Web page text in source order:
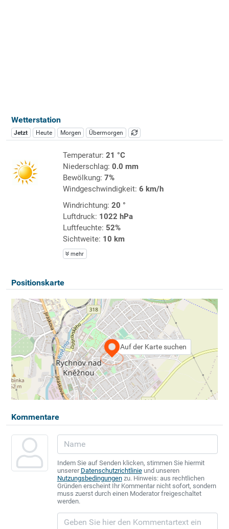
Wetterstation
Jetzt Heute Morgen Übermorgen
Temperatur: 21 °C
Niederschlag: 0.0 mm
Bewölkung: 7%
Windgeschwindigkeit: 6 km/h
Windrichtung: 20 °
Luftdruck: 1022 hPa
Luftfeuchte: 52%
Sichtweite: 10 km
mehr
Positionskarte
Auf der Karte suchen
Kommentare
Indem Sie auf Senden klicken, stimmen Sie hiermit
unserer Datenschutzrichtlinieund unseren
Nutzungsbedingungenzu. Hinweis: aus rechtlichen
Gründen erscheint Ihr Kommentar nicht sofort, sondern
muss zuerst durch einen Moderator freigeschaltet
werden.